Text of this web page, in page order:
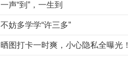
一声“到”，一生到
不妨多学学“许三多”
晒图打卡一时爽，小心隐私全曝光！